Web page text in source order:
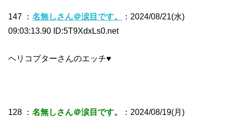
147 ：名無しさん＠涙目です。
：2024/08/21(水)
09:03:13.90 ID:5T9XdxLs0.net
ヘリコプターさんのエッチ♥
128 ：名無しさん＠涙目です。
：2024/08/19(月)